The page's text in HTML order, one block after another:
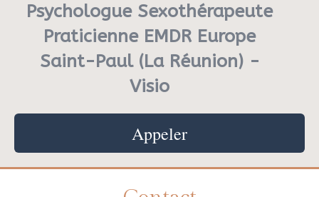
Psychologue Sexothérapeute
Praticienne EMDR Europe
Saint-Paul (La Réunion) -
Visio
Appeler